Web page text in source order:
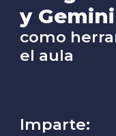
y Gemini
como
el aula
Imparte: